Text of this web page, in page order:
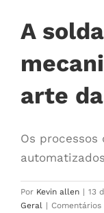
A
arte
Os
Por Kevin allen | 13
Geral |